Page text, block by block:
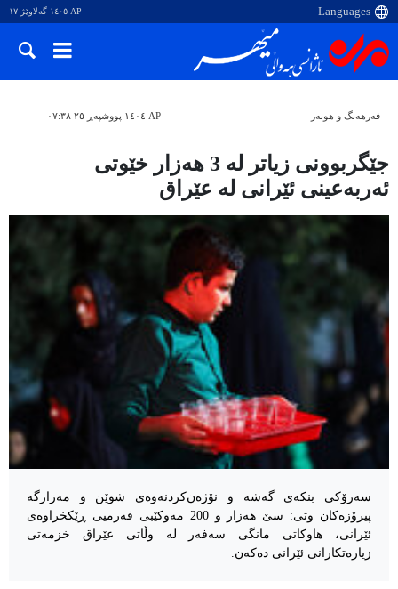
AP ١٤٠٥ گەلاوێژ ١٧
فەرهەنگ و هونەر AP ١٤٠٤ پووشپەڕ ٢٥ ٠٧:٣٨
جێگربوونی زیاتر لە 3 هەزار خێوتی
ئەربەعینی ئێرانی لە عێراق
سەرۆکی بنکەی گەشە و نۆژەن‌کردنەوەی شوێن و مەزارگە
پیرۆزەکان وتی: سێ هەزار و 200 مەوکێبی فەرمیی ڕێکخراوەی
ئێرانی، هاوکاتی مانگی سەفەر لە وڵاتی عێراق خزمەتی
زیارەتکارانی ئێرانی دەکەن.